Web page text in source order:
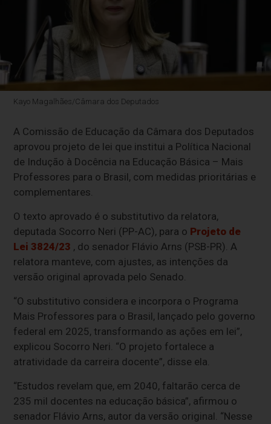
Kayo Magalhães/Câmara dos Deputados
A Comissão de Educação da Câmara dos Deputados
aprovou projeto de lei que institui a Política Nacional
de Indução à Docência na Educação Básica – Mais
Professores para o Brasil, com medidas prioritárias e
complementares.
O texto aprovado é o substitutivo da relatora,
deputada Socorro Neri (PP-AC), para o Projeto de
Lei 3824/23 , do senador Flávio Arns (PSB-PR). A
relatora manteve, com ajustes, as intenções da
versão original aprovada pelo Senado.
“O substitutivo considera e incorpora o Programa
Mais Professores para o Brasil, lançado pelo governo
federal em 2025, transformando as ações em lei”,
explicou Socorro Neri. “O projeto fortalece a
atratividade da carreira docente”, disse ela.
“Estudos revelam que, em 2040, faltarão cerca de
235 mil docentes na educação básica”, afirmou o
senador Flávio Arns, autor da versão original. “Nesse